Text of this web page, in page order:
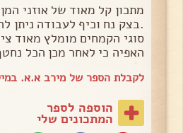
.בצק נח וכיף לעבודה ניתן
סוגי הקמחים מומלץ מאוד
האפיה כי לאחר מכן הכל
לקבלת הספר של מירב א.א.
הוספה לספר
המתכונים שלי